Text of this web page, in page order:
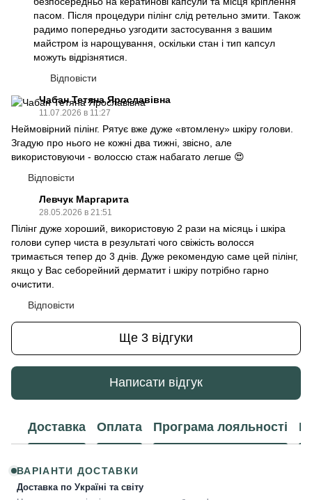
пасом. Після процедури пілінг слід ретельно змити. Також
радимо попередньо узгодити застосування з вашим
майстром із нарощування, оскільки стан і тип капсул
можуть відрізнятися.
Відповісти
Чабан Тетяна Ярославівна
11.07.2026 в 11:27
Неймовірний пілінг. Рятує вже дуже «втомлену» шкіру голови.
Згадую про нього не кожні два тижні, звісно, але
використовуючи - волоссю стаж набагато легше 😍
Відповісти
Левчук Маргарита
28.05.2026 в 21:51
Пілінг дуже хороший, використовую 2 рази на місяць і шкіра
голови супер чиста в результаті чого свіжість волосся
тримається тепер до 3 днів. Дуже рекомендую саме цей пілінг,
якщо у Вас себорейний дерматит і шкіру потрібно гарно
очистити.
Відповісти
Ще 3 відгуки
Написати відгук
Доставка Оплата Програма лояльності
ВАРІАНТИ ДОСТАВКИ
Доставка по Україні та світу